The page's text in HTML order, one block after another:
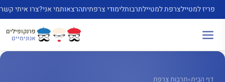
לדלג
לתוכן
פריז למטיילצרפת למטיילתרבותלימודי צרפתיתהרצאותמי אני?צרו איתי קשר
פרנקופילים
אנונימיים
דף הבית»תרבות צרפת